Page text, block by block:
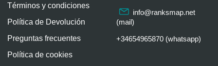
Términos y condiciones
Política de Devolución
Preguntas frecuentes
Política de cookies
info@ranksmap.net
(mail)
+34654965870 (whatsapp)